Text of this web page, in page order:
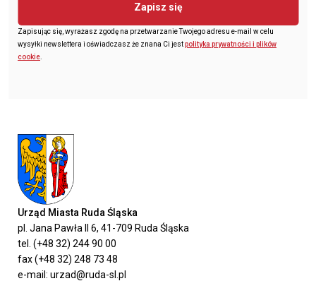
Zapisz się
Zapisując się, wyrażasz zgodę na przetwarzanie Twojego adresu e-mail w celu
wysyłki newslettera i oświadczasz że znana Ci jestpolityka prywatności i plików
cookie
Urząd Miasta Ruda Śląska
pl. Jana Pawła II 6, 41-709 Ruda Śląska
tel. (+48 32) 244 90 00
fax (+48 32) 248 73 48
e-mail: urzad@ruda-sl.pl